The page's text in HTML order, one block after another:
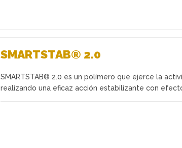
SMARTSTAB® 2.0
SMARTSTAB® 2.0 es un polímero que ejerce la
realizando una eficaz acción estabilizante con